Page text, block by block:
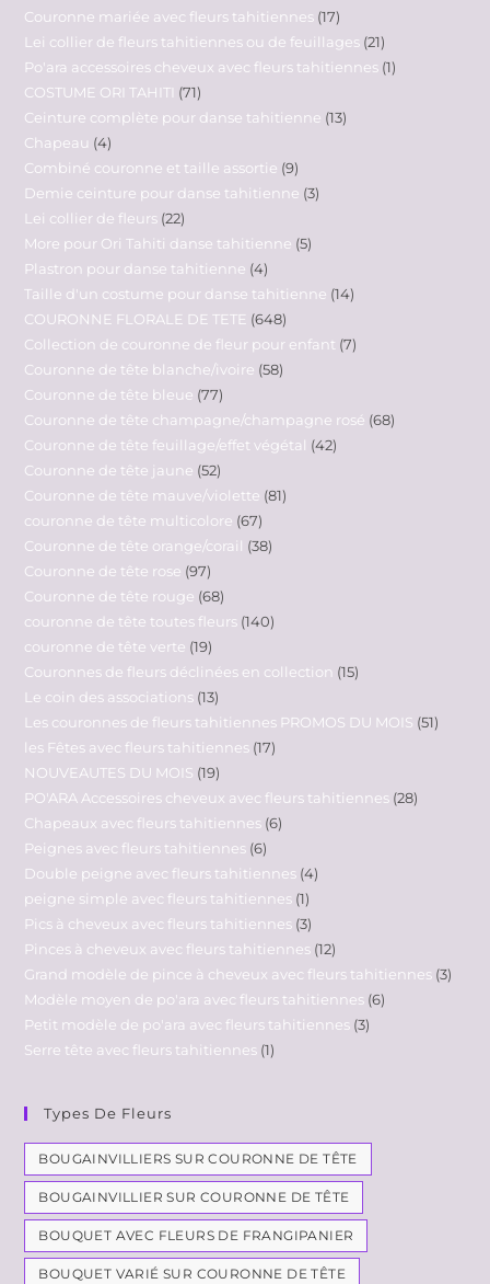
Couronne mariée avec fleurs tahitiennes 17
Lei collier de fleurs tahitiennes ou de feuillages 21
Po'ara accessoires cheveux avec fleurs tahitiennes 1
COSTUME ORI TAHITI
71
Ceinture complète pour danse tahitienne 13
Chapeau 4
Combiné couronne et taille assortie 9
Demie ceinture pour danse tahitienne 3
Lei collier de fleurs 22
More pour Ori Tahiti danse tahitienne 5
Plastron pour danse tahitienne 4
Taille d'un costume pour danse tahitienne 14
COURONNE FLORALE DE TETE 648
Collection de couronne de fleur pour enfant 7
Couronne de tête blanche/ivoire 58
Couronne de tête bleue 77
Couronne de tête champagne/champagne rosé 68
Couronne de tête feuillage/effet végétal 42
Couronne de tête jaune 52
Couronne de tête mauve/violette 81
couronne de tête multicolore 67
Couronne de tête orange/corail 38
Couronne de tête rose 97
Couronne de tête rouge 68
couronne de tête toutes fleurs 140
couronne de tête verte 19
Couronnes de fleurs déclinées en collection 15
Le coin des associations 13
Les couronnes de fleurs tahitiennes PROMOS DU MOIS 51
les Fêtes avec fleurs tahitiennes 17
NOUVEAUTES DU MOIS 19
PO'ARA Accessoires cheveux avec fleurs tahitiennes 28
Chapeaux avec fleurs tahitiennes 6
Peignes avec fleurs tahitiennes 6
Double peigne avec fleurs tahitiennes 4
peigne simple avec fleurs tahitiennes 1
Pics à cheveux avec fleurs tahitiennes 3
Pinces à cheveux avec fleurs tahitiennes 12
Grand modèle de pince à cheveux avec fleurs tahitiennes 3
Modèle moyen de po'ara avec fleurs tahitiennes 6
Petit modèle de po'ara avec fleurs tahitiennes 3
Serre tête avec fleurs tahitiennes 1
Types De Fleurs
BOUGAINVILLIERS SUR COURONNE DE TÊTE
BOUGAINVILLIER SUR COURONNE DE TÊTE
BOUQUET AVEC FLEURS DE FRANGIPANIER
BOUQUET VARIÉ SUR COURONNE DE TÊTE